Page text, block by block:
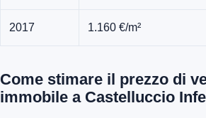
2017 1.160 €/m²
Come stimare il prezzo di
immobile a Castelluccio